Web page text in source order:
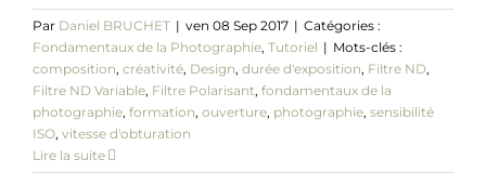
Par Daniel BRUCHET | ven 08 Sep 2017 | Catégories :
Fondamentaux de la Photographie, Tutoriel | Mots-clés :
composition, créativité, Design, durée d'exposition, Filtre ND,
Filtre ND Variable, Filtre Polarisant, fondamentaux de la
photographie, formation, ouverture, photographie, sensibilité
ISO, vitesse d'obturation
Lire la suite